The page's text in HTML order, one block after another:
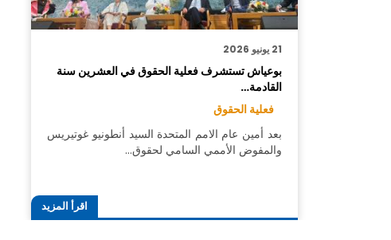
21 يونيو 2026
بوعياش تستشرف فعلية الحقوق في العشرين سنة
القادمة…
فعلية الحقوق
بعد أمين عام الامم المتحدة السيد أنطونيو غوتيريس
والمفوض الأممي السامي لحقوق…
اقرأ المزيد